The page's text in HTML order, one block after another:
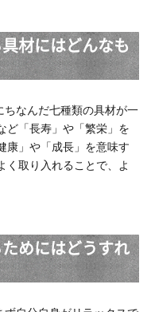
材にはどんなも
なんだ七種類の具材が一
ど「長寿」や「繁栄」を
康」や「成長」を意味す
く取り入れることで、よ
めにはどうすれ